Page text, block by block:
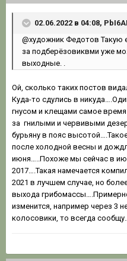
02.06.2022 в 04:08,
@художник Федотов Такую
за подберёзовиквми уже
выходные. .
Ой, сколько таких постов
Куда-то сдулись в
гнусом и клещами самое
за гнилыми и червивыми
бурьяну в пояс
после холодной весны и
июня…..Похоже мы сейчас в
2017….Такая намечается
2021 в лучшем случае, но
выхода
изменится, например через 3
колосовики, то всегда